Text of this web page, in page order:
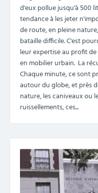
d'eux pollue jusqu'à 500
tendance à les jeter
de route, en pleine
bataille difficile. C'est
leur expertise au profit
en mobilier urbain. La
Chaque minute, ce sont
autour du globe, et près
nature, les caniveaux ou
ruissellements, ces...